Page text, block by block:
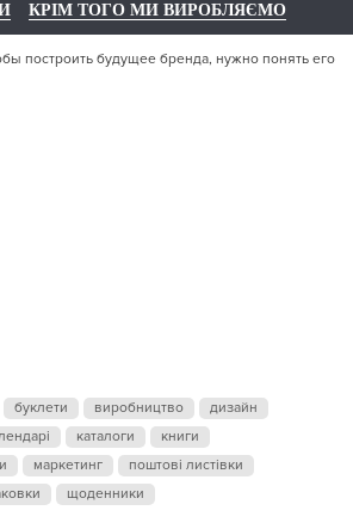
КРІМ ТОГО МИ ВИРОБЛЯЄМО
построить будущее бренда, нужно понять его
буклети виробництво
дизайн
каталоги
книги
маркетинг
поштові листівки
щоденники